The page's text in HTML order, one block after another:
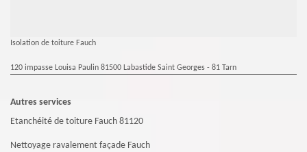
Isolation de toiture Fauch
120 impasse Louisa Paulin 81500 Labastide Saint Georges - 81 Tarn
Autres services
Etanchéité de toiture Fauch 81120
Nettoyage ravalement façade Fauch